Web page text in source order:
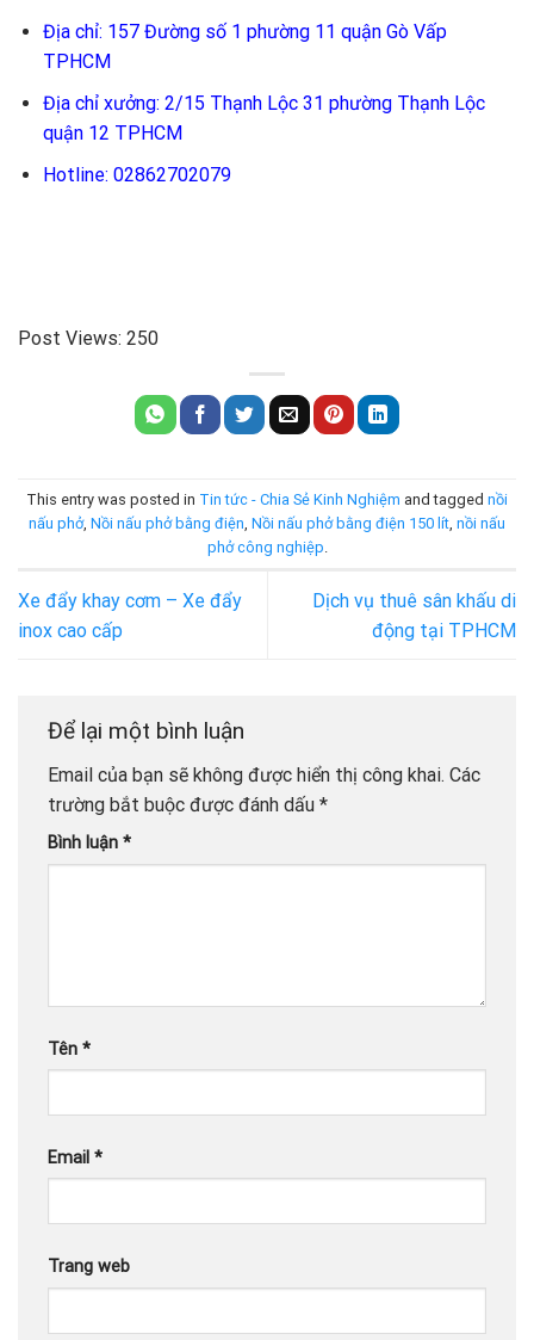
Địa chỉ: 157 Đường số 1 phường 11 quận Gò Vấp
TPHCM
Địa chỉ xưởng: 2/15 Thạnh Lộc 31 phường Thạnh Lộc
quận 12 TPHCM
Hotline: 02862702079
Post Views: 250
This entry was posted in Tin tức - Chia Sẻ Kinh Nghiệm and tagged nồi
nấu phở, Nồi nấu phở bằng điện Nồi nấu phở bằng điện 150 lít nồi nấu
phở công nghiệp
Xe đẩy khay cơm – Xe đẩy
inox cao cấp
Dịch vụ thuê sân khấu di
động tại TPHCM
Để lại một bình luận
Email của bạn sẽ không được hiển thị công khai. Các
trường bắt buộc được đánh dấu *
Bình luận *
Tên *
Email *
Trang web